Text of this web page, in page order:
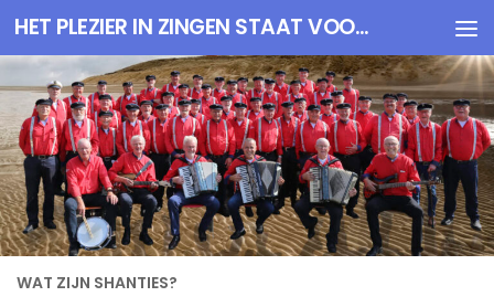
Doorgaan naar inhoud HET PLEZIER IN ZINGEN STAAT VOOROP
WAT ZIJN SHANTIES?